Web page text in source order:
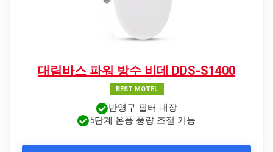
대림바스 파워 방수 비데 DDS-S1400
BEST MOTEL
반영구 필터 내장
5단계 온풍 풍량 조절 기능